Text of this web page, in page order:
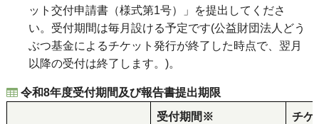
ット交付申請書（様式第1号）」を提出してくださ
い。受付期間は毎月設ける予定です(公益財団法人どう
ぶつ基金によるチケット発行が終了した時点で、翌月
以降の受付は終了します。)。
令和8年度受付期間及び報告書提出期限
受付期間※
チケ